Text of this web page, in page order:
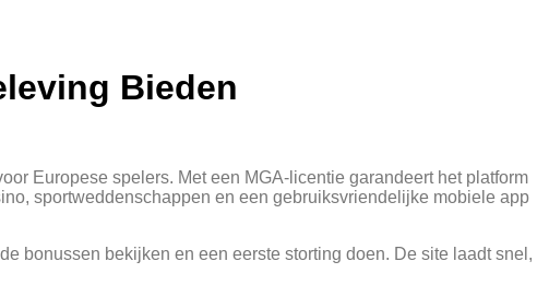
Bieden
Europese spelers. Met een MGA‑licentie garandeert het platform
sportweddenschappen en een gebruiksvriendelijke mobiele app
bonussen bekijken en een eerste storting doen. De site laadt snel,